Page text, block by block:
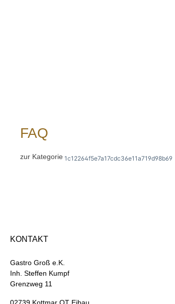
FAQ
zur Kategorie 1c12264f5e7a17cdc36e11a719d98b69
KONTAKT
Gastro Groß e.K.
Inh. Steffen Kumpf
Grenzweg 11